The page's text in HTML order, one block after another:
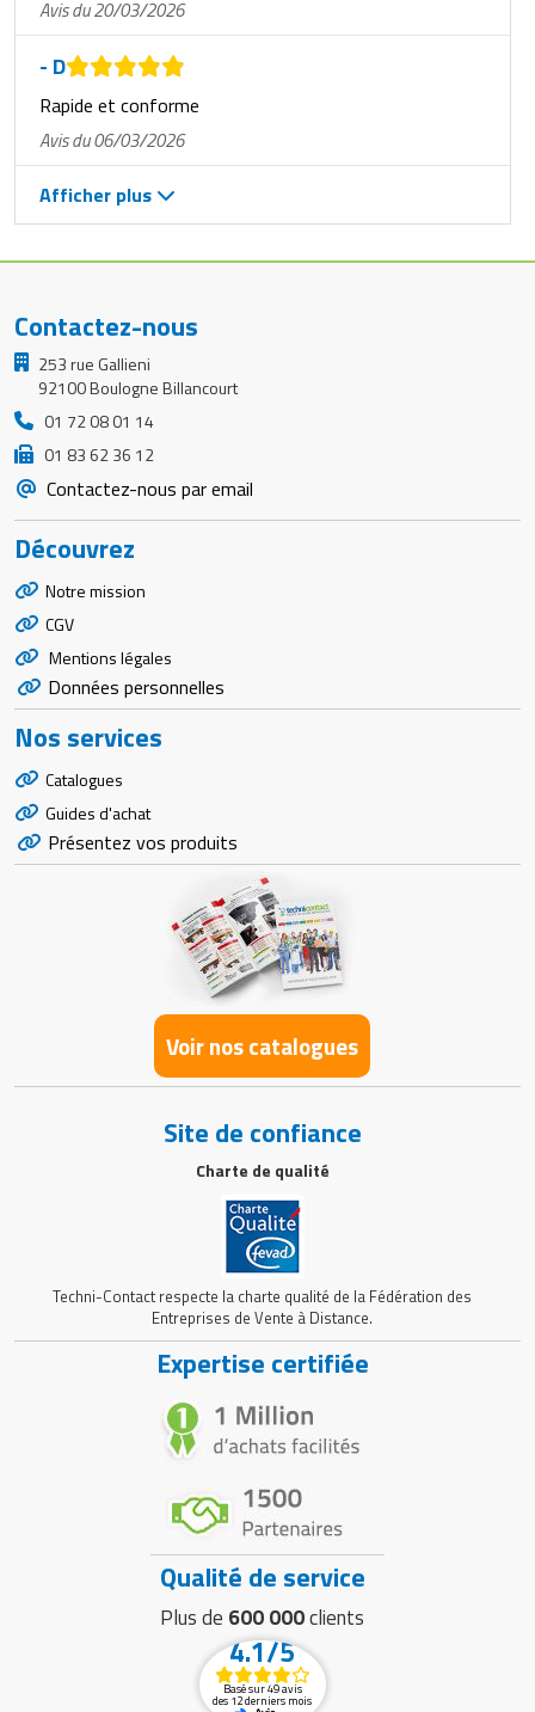
Avis du 20/03/2026
- D
Rapide et conforme
Avis du 06/03/2026
Afficher plus
Contactez-nous
253 rue Gallieni
92100 Boulogne Billancourt
01 72 08 01 14
01 83 62 36 12
Contactez-nous par email
Découvrez
Notre mission
CGV
Mentions légales
Données personnelles
Nos services
Catalogues
Guides d'achat
Présentez vos produits
Voir nos catalogues
Site de confiance
Charte de qualité
Techni-Contact respecte la charte qualité de la Fédération des
Entreprises de Vente à Distance.
Expertise certifiée
Qualité de service
Plus de 600 000clients
4.1/5
Basé sur 49 avis
des 12 derniers mois